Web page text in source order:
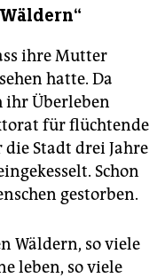
ihre Mutter
hatte. Da
ihr Überleben
für flüchtende
Stadt drei Jahre
Schon
gestorben.
Wäldern, so viele
leben, so viele